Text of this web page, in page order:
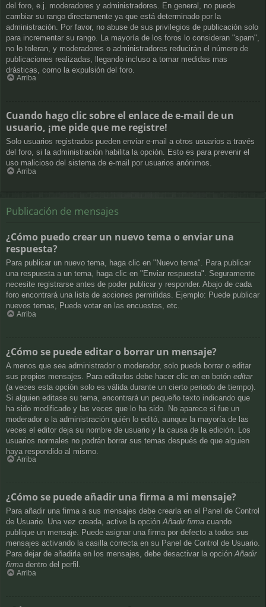
del foro, e.j. moderadores y administradores. En general, no puede
cambiar su rango directamente ya que está determinado por la
administración. Por favor, no abuse de sus privilegios de publicación solo
para incrementar su rango. La mayoría de los foros lo consideran "spam",
no lo toleran, y moderadores o administradores reducirán el número de
publicaciones realizadas, llegando incluso a tomar medidas mas
drásticas, como la expulsión del foro.
Arriba
Cuando hago clic sobre el enlace de e-mail de un
usuario, ¡me pide que me registre!
Solo usuarios registrados pueden enviar e-mail a otros usuarios a través
del foro, si la administración habilita la opción. Esto es para prevenir el
uso malicioso del sistema de e-mail por usuarios anónimos.
Arriba
Publicación de mensajes
¿Cómo puedo crear un nuevo tema o enviar una
respuesta?
Para publicar un nuevo tema, haga clic en "Nuevo tema". Para publicar
una respuesta a un tema, haga clic en "Enviar respuesta". Seguramente
necesite registrarse antes de poder publicar y responder. Abajo de cada
foro encontrará una lista de acciones permitidas. Ejemplo: Puede publicar
nuevos temas, Puede votar en las encuestas, etc.
Arriba
¿Cómo se puede editar o borrar un mensaje?
A menos que sea administrador o moderador, solo puede borrar o editar
sus propios mensajes. Para editarlos debe hacer clic en en botón editar
(a veces esta opción solo es válida durante un cierto periodo de tiempo).
Si alguien editase su tema, encontrará un pequeño texto indicando que
ha sido modificado y las veces que lo ha sido. No aparece si fue un
moderador o la administración quién lo editó, aunque la mayoría de las
veces el editor deja su nombre de usuario y la causa de la edición. Los
usuarios normales no podrán borrar sus temas después de que alguien
haya respondido al mismo.
Arriba
¿Cómo se puede añadir una firma a mi mensaje?
Para añadir una firma a sus mensajes debe crearla en el Panel de Control
de Usuario. Una vez creada, active la opciónAñadir firma cuando
publique un mensaje. Puede asignar una firma por defecto a todos sus
mensajes activando la casilla correcta en su Panel de Control de Usuario.
Para dejar de añadirla en los mensajes, debe desactivar la opciónAñadir
firma dentro del perfil.
Arriba